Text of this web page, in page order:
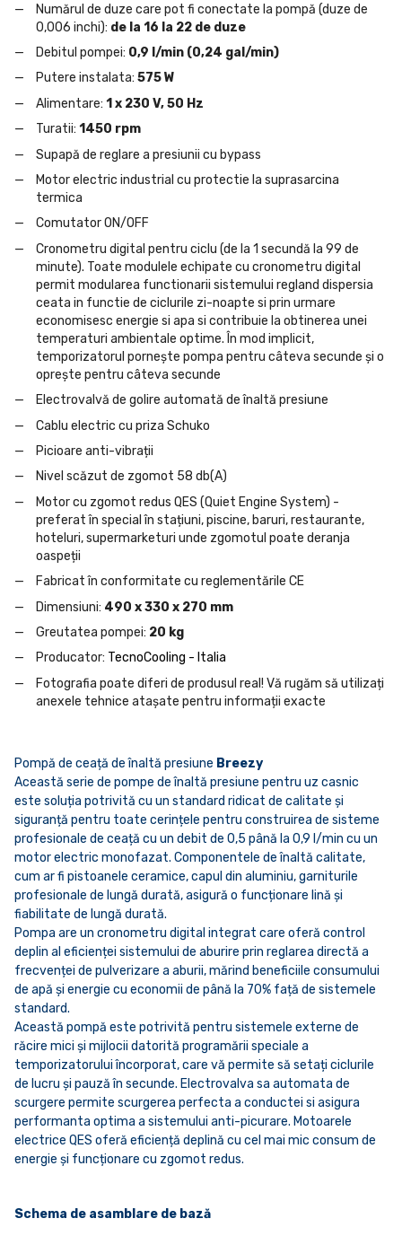
Numărul de duze care pot fi conectate la pompă (duze de
0,006 inchi): de la 16 la 22 de duze
Debitul pompei: 0,9 l/min (0,24 gal/min)
Putere instalata: 575 W
Alimentare: 1 x 230 V, 50 Hz
Turatii: 1450 rpm
Supapă de reglare a presiunii cu bypass
Motor electric industrial cu protectie la suprasarcina
termica
Comutator ON/OFF
Cronometru digital pentru ciclu (de la 1 secundă la 99 de
minute). Toate modulele echipate cu cronometru digital
permit modularea functionarii sistemului regland dispersia
ceata in functie de ciclurile zi-noapte si prin urmare
economisesc energie si apa si contribuie la obtinerea unei
temperaturi ambientale optime. În mod implicit,
temporizatorul pornește pompa pentru câteva secunde și o
oprește pentru câteva secunde
Electrovalvă de golire automată de înaltă presiune
Cablu electric cu priza Schuko
Picioare anti-vibrații
Nivel scăzut de zgomot 58 db(A)
Motor cu zgomot redus QES (Quiet Engine System) -
preferat în special în stațiuni, piscine, baruri, restaurante,
hoteluri, supermarketuri unde zgomotul poate deranja
oaspeții
Fabricat în conformitate cu reglementările CE
Dimensiuni: 490 x 330 x 270 mm
Greutatea pompei: 20 kg
Producator: TecnoCooling - Italia
Fotografia poate diferi de produsul real! Vă rugăm să utilizați
anexele tehnice atașate pentru informații exacte
Pompă de ceață de înaltă presiune Breezy
Această serie de pompe de înaltă presiune pentru uz casnic
este soluția potrivită cu un standard ridicat de calitate și
siguranță pentru toate cerințele pentru construirea de sisteme
profesionale de ceață cu un debit de 0,5 până la 0,9 l/min cu un
motor electric monofazat. Componentele de înaltă calitate,
cum ar fi pistoanele ceramice, capul din aluminiu, garniturile
profesionale de lungă durată, asigură o funcționare lină și
fiabilitate de lungă durată.
Pompa are un cronometru digital integrat care oferă control
deplin al eficienței sistemului de aburire prin reglarea directă a
frecvenței de pulverizare a aburii, mărind beneficiile consumului
de apă și energie cu economii de până la 70% față de sistemele
standard.
Această pompă este potrivită pentru sistemele externe de
răcire mici și mijlocii datorită programării speciale a
temporizatorului încorporat, care vă permite să setați ciclurile
de lucru și pauză în secunde. Electrovalva sa automata de
scurgere permite scurgerea perfecta a conductei si asigura
performanta optima a sistemului anti-picurare. Motoarele
electrice QES oferă eficiență deplină cu cel mai mic consum de
energie și funcționare cu zgomot redus.
Schema de asamblare de bază